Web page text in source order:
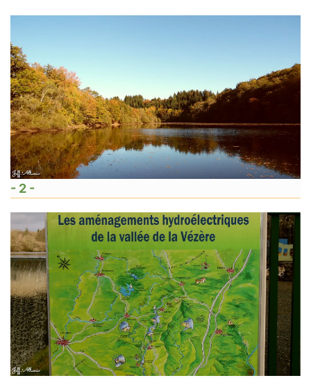
- 2 -